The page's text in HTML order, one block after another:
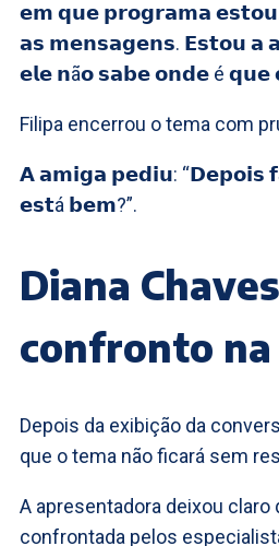
𝗲𝗺 𝗾𝘂𝗲 𝗽𝗿𝗼𝗴𝗿𝗮𝗺𝗮
𝗮𝘀 𝗺𝗲𝗻𝘀𝗮𝗴𝗲𝗻𝘀. 𝗘𝘀𝘁𝗼𝘂 𝗮
𝗲𝗹𝗲 𝗻ã𝗼 𝘀𝗮𝗯𝗲 𝗼𝗻𝗱𝗲 é 𝗾𝘂𝗲
Filipa encerrou o tema com
𝗔 𝗮𝗺𝗶𝗴𝗮 𝗽𝗲𝗱𝗶𝘂: “𝗗𝗲𝗽𝗼𝗶𝘀
𝗲𝘀𝘁á 𝗯𝗲𝗺?”.
Diana
confronto
Depois da exibição da
que o tema não ficará sem
A apresentadora deixou claro
confrontada pelos